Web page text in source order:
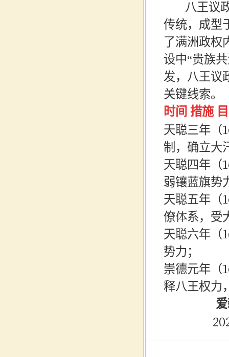
八王议政
传统，成型
了满洲政权
设中“贵族
发，八王议
关键线索。
时间 措施
天聪三年（
制，确立大
天聪四年（
弱镶蓝旗势
天聪五年（
僚体系，受
天聪六年（
势力；
崇德元年（
释八王权力
爱新觉
2025年